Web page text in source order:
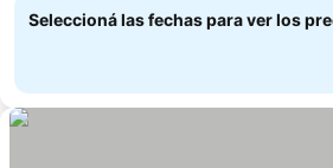
Seleccioná las fechas para ver los